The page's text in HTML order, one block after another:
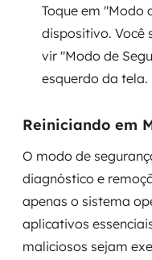
Toque em "Modo
dispositivo. Você
vir "Modo de
esquerdo da tela.
Reiniciando em
O modo de
diagnóstico e
apenas o sistema
aplicativos
maliciosos sejam